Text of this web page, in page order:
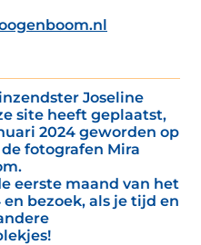
Joseline
site heeft geplaatst,
2024 geworden op
fotografen Mira
eerste maand van het
bezoek, als je tijd en